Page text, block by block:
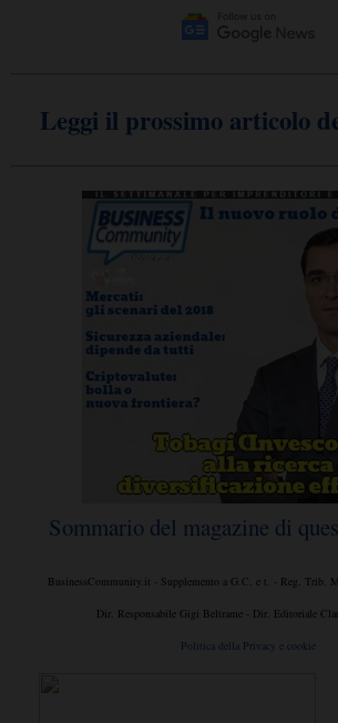
Leggi il prossimo articolo
Sommario del magazine di
BusinessCommunity.it - Supplemento a G.C. e t. - Reg. Trib.
Dir. Responsabile Gigi Beltrame - Dir. Editoriale
Politica della Privacy e cookie